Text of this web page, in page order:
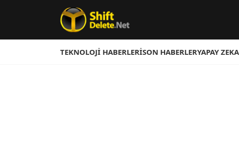
TEKNOLOJI HABERLERISON HABERLERYAPAY ZEKA